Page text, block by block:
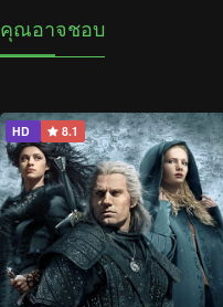
คุณอาจชอบ
HD 8.1